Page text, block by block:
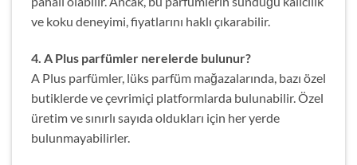
ve koku deneyimi, fiyatlarını haklı çıkarabilir.
4. A Plus parfümler nerelerde bulunur?
A Plus parfümler, lüks parfüm mağazalarında, bazı özel
butiklerde ve çevrimiçi platformlarda bulunabilir. Özel
üretim ve sınırlı sayıda oldukları için her yerde
bulunmayabilirler.